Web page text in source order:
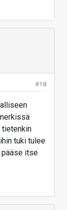
#18
tietenkin
tuki tulee
pääse itse